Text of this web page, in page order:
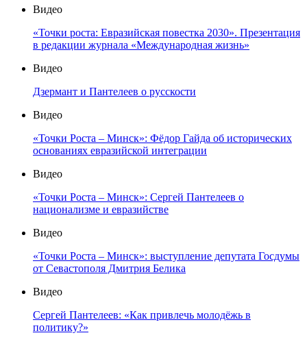
Видео
«Точки роста: Евразийская повестка 2030». Презентация
в редакции журнала «Международная жизнь»
Видео
Дзермант и Пантелеев о русскости
Видео
«Точки Роста – Минск»: Фёдор Гайда об исторических
основаниях евразийской интеграции
Видео
«Точки Роста – Минск»: Сергей Пантелеев о
национализме и евразийстве
Видео
«Точки Роста – Минск»: выступление депутата Госдумы
от Севастополя Дмитрия Белика
Видео
Сергей Пантелеев: «Как привлечь молодёжь в
политику?»